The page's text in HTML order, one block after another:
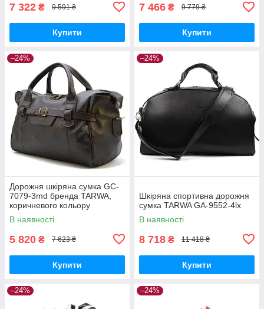
7 322 ₴ 9 591 ₴
Купити
7 466 ₴ 9 779 ₴
Купити
–24%
Дорожня шкіряна сумка GC-
7079-3md бренда TARWA,
коричневого кольору
В наявності
5 820 ₴ 7 623 ₴
Купити
–24%
Шкіряна спортивна дорожня
сумка TARWA GA-9552-4lx
В наявності
8 718 ₴ 11 418 ₴
Купити
–24% –24%